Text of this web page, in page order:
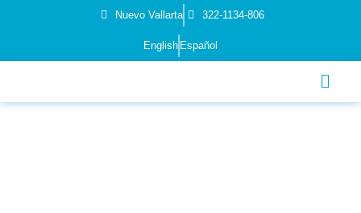
Nuevo Vallarta 322-1134-806
English Español